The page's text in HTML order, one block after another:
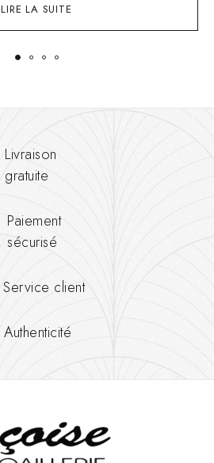
LIRE LA SUITE
Livraison
gratuite
Paiement
sécurisé
Service client
Authenticité